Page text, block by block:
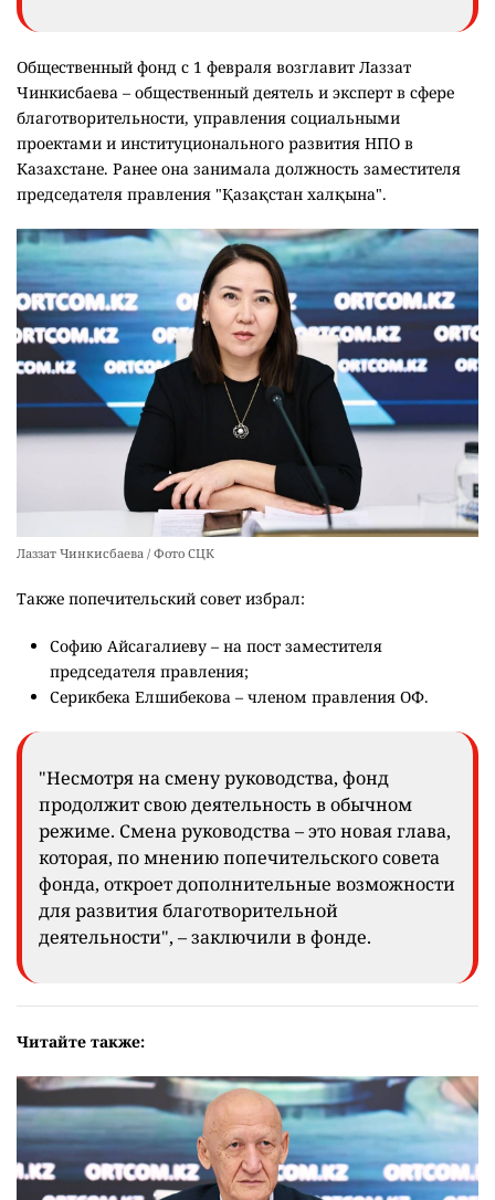
Общественный фонд с 1 февраля возглавит Лаззат
Чинкисбаева – общественный деятель и эксперт в сфере
благотворительности, управления социальными
проектами и институционального развития НПО в
Казахстане. Ранее она занимала должность заместителя
председателя правления "Қазақстан халқына".
Лаззат Чинкисбаева / Фото СЦК
Также попечительский совет избрал:
Софию Айсагалиеву – на пост заместителя
председателя правления;
Серикбека Елшибекова – членом правления ОФ.
"Несмотря на смену руководства, фонд
продолжит свою деятельность в обычном
режиме. Смена руководства – это новая глава,
которая, по мнению попечительского совета
фонда, откроет дополнительные возможности
для развития благотворительной
деятельности", – заключили в фонде.
Читайте также: